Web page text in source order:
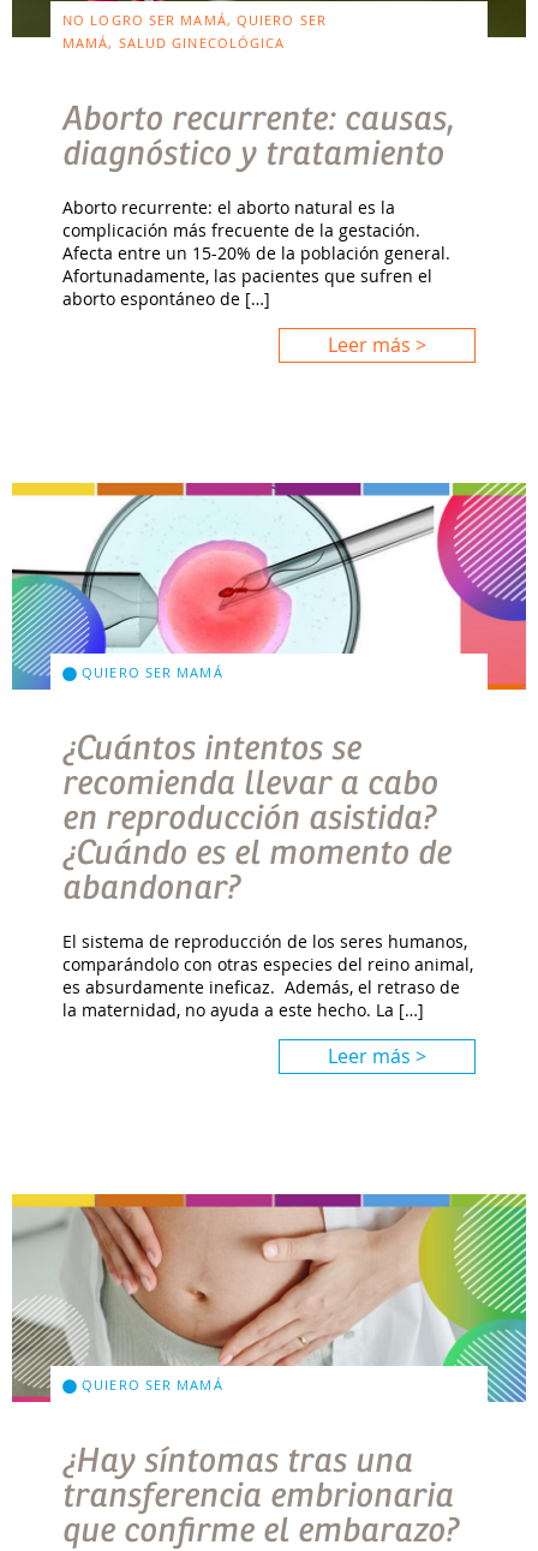
NO LOGRO SER MAMÁ, QUIERO SER
MAMÁ, SALUD GINECOLÓGICA
Aborto recurrente: causas,
diagnóstico y tratamiento
Aborto recurrente: el aborto natural es la
complicación más frecuente de la gestación.
Afecta entre un 15-20% de la población general.
Afortunadamente, las pacientes que sufren el
aborto espontáneo de […]
Leer más >
QUIERO SER MAMÁ
¿Cuántos intentos se
recomienda llevar a cabo
en reproducción asistida?
¿Cuándo es el momento de
abandonar?
El sistema de reproducción de los seres humanos,
comparándolo con otras especies del reino animal,
es absurdamente ineficaz. Además, el retraso de
la maternidad, no ayuda a este hecho. La […]
Leer más >
QUIERO SER MAMÁ
¿Hay síntomas tras una
transferencia embrionaria
que confirme el embarazo?